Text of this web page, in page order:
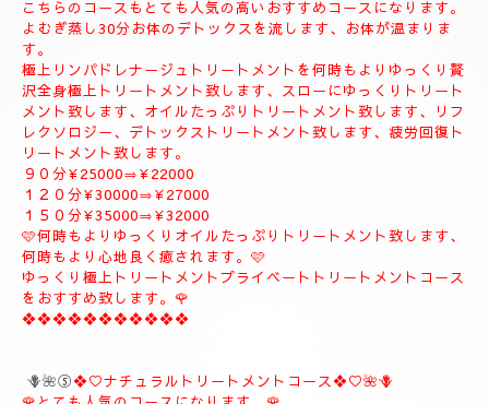
🪻🌹④プライベートトリートメントコース🪻🌹
こちらのコースもとても人気の高いおすすめコースになります。
よむぎ蒸し30分お体のデトックスを流します、お体が温まりま
す。
極上リンパドレナージュトリートメントを何時もよりゆっくり贅
沢全身極上トリートメント致します、スローにゆっくりトリート
メント致します、オイルたっぷりトリートメント致します、リフ
レクソロジー、デトックストリートメント致します、疲労回復ト
リートメント致します。
９０分¥25000⇒¥22000
１２０分¥30000⇒¥27000
１５０分¥35000⇒¥32000
🩷何時もよりゆっくりオイルたっぷりトリートメント致します、
何時もより心地良く癒されます。🩷
ゆっくり極上トリートメントプライベートトリートメントコース